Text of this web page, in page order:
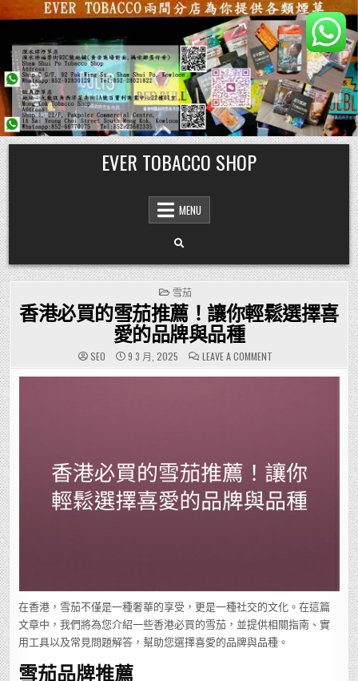
Skip
to
content
EVER TOBACCO SHOP
MENU
POSTED
IN
雪茄
香港必買的雪茄推薦！讓你輕鬆選擇喜
愛的品牌與品種
SEO 9 3 月, 2025 LEAVE A COMMENTON
香
港
你
輕
鬆
選
擇
喜
在香港，雪茄不僅是一種奢華的享受，更是一種社交的文化。在這篇
文章中，我們將為您介紹一些香港必買的雪茄，並提供相關指南、實
用工具以及常見問題解答，幫助您選擇喜愛的品牌與品種。
雪茄品牌推薦